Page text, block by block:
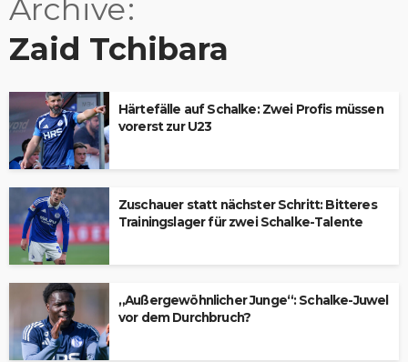
Archive
Zaid Tchibara
Härtefälle auf Schalke: Zwei Profis müssen
vorerst zur U23
Zuschauer statt nächster Schritt: Bitteres
Trainingslager für zwei Schalke-Talente
„Außergewöhnlicher Junge“: Schalke-Juwel
vor dem Durchbruch?